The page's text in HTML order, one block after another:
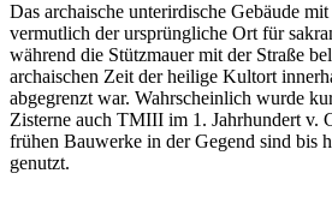
Das archaische unterirdische Gebäude
vermutlich der ursprüngliche Ort für
während die Stützmauer mit der Straße
archaischen Zeit der heilige Kultort
abgegrenzt war. Wahrscheinlich wurde
Zisterne auch TMIII im 1. Jahrhundert v.
frühen Bauwerke in der Gegend sind bis
genutzt.